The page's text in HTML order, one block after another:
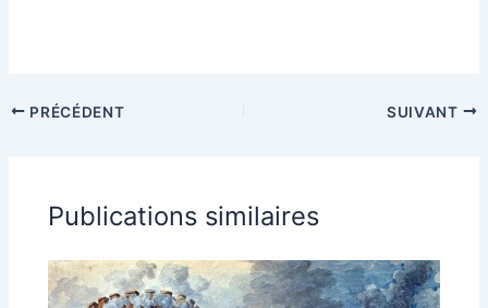
PRÉCÉDENT SUIVANT
Publications similaires